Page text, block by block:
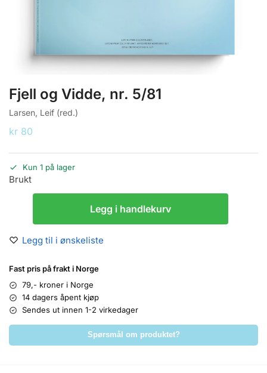
Fjell og Vidde, nr. 5/81
Larsen, Leif (red.)
kr 80
Kun 1 på lager
Brukt
Legg i handlekurv
Legg til i ønskeliste
Fast pris på frakt i Norge
79,- kroner i Norge
14 dagers åpent kjøp
Sendes ut innen 1-2 virkedager
Spørsmål om produktet?